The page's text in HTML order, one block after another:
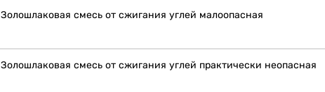
Золошлаковая смесь от сжигания углей малоопасная
Золошлаковая смесь от сжигания углей практически неопасная